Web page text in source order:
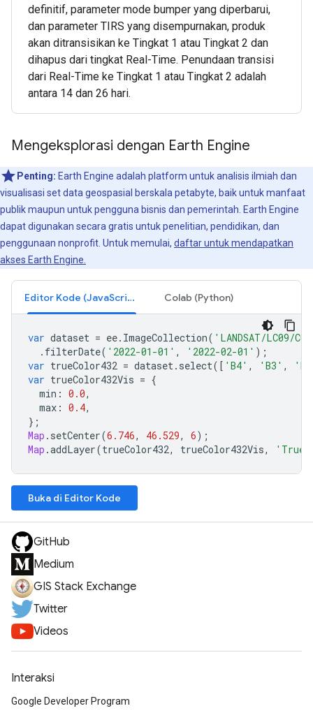
definitif, parameter mode bumper yang diperbarui,
dan parameter TIRS yang disempurnakan, produk
akan ditransisikan ke Tingkat 1 atau Tingkat 2 dan
dihapus dari tingkat Real-Time. Penundaan transisi
dari Real-Time ke Tingkat 1 atau Tingkat 2 adalah
antara 14 dan 26 hari.
Mengeksplorasi dengan Earth Engine
Penting: Earth Engine adalah platform untuk analisis ilmiah dan
visualisasi set data geospasial berskala petabyte, baik untuk manfaat
publik maupun untuk pengguna bisnis dan pemerintah. Earth Engine
dapat digunakan secara gratis untuk penelitian, pendidikan, dan
penggunaan nonprofit. Untuk memulai, daftar untuk mendapatkan
akses Earth Engine.
Editor Kode (JavaScript) Colab (Python)
var dataset = ee. ImageCollection( 'LANDSAT/LC09/
. filterDate( '2022-01-01' , '2022-02-01' );
var trueColor432 = dataset. select([ 'B4' , 'B3' ,
var trueColor432Vis = {
min : 0.0,
max : 0.4,
};
Map . setCenter(6.746, 46.529, 6);
Map .addLayer(trueColor432, trueColor432Vis, 'True
Buka di Editor Kode
GitHub
Medium
GIS Stack Exchange
Twitter
Videos
Interaksi
Google Developer Program